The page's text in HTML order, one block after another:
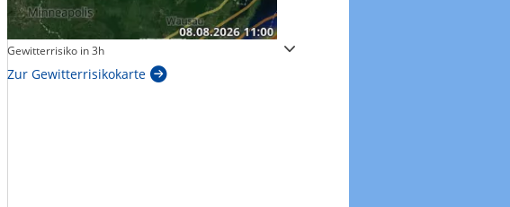
Gewitterrisiko in 3h
Zur Gewitterrisikokarte
Windböen heute